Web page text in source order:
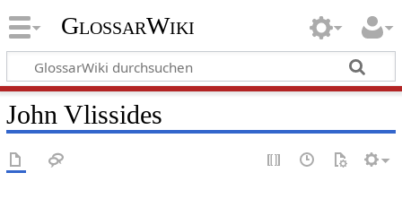
GlossarWiki
John Vlissides